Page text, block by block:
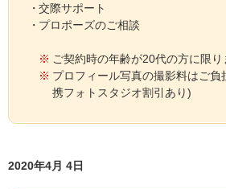
交際サポート
プロポーズのご相談
ご契約時の年齢が20代の方に限り
プロフィール写真の撮影料はご負
携フォトスタジオ割引あり)
2020年4月 4日